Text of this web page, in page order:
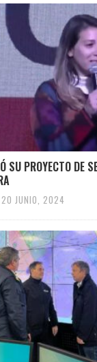
SU PROYECTO DE
20 JUNIO, 2024